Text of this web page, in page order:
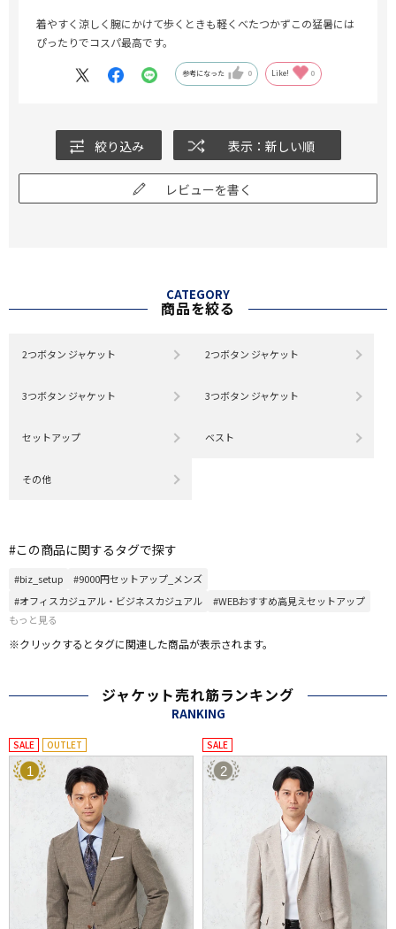
着やすく涼しく腕にかけて歩くときも軽くべたつかずこの猛暑には
ぴったりでコスパ最高です。
参考になった 0 Like! 0
絞り込み 表示：新しい順
レビューを書く
CATEGORY
商品を絞る
2つボタン ジャケット 2つボタン ジャケット
3つボタン ジャケット 3つボタン ジャケット
セットアップ ベスト
その他
#この商品に関するタグで探す
#biz_setup
#9000円セットアップ_メンズ
#オフィスカジュアル・ビジネスカジュアル
#WEBおすすめ高見えセットアップ
もっと見る
※クリックするとタグに関連した商品が表示されます。
ジャケット売れ筋ランキング
RANKING
SALE OUTLET
1
SALE
2